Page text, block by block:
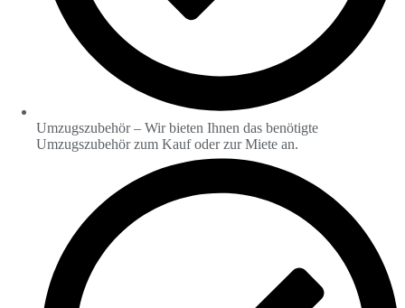
Umzugszubehör – Wir bieten Ihnen das benötigte
Umzugszubehör zum Kauf oder zur Miete an.